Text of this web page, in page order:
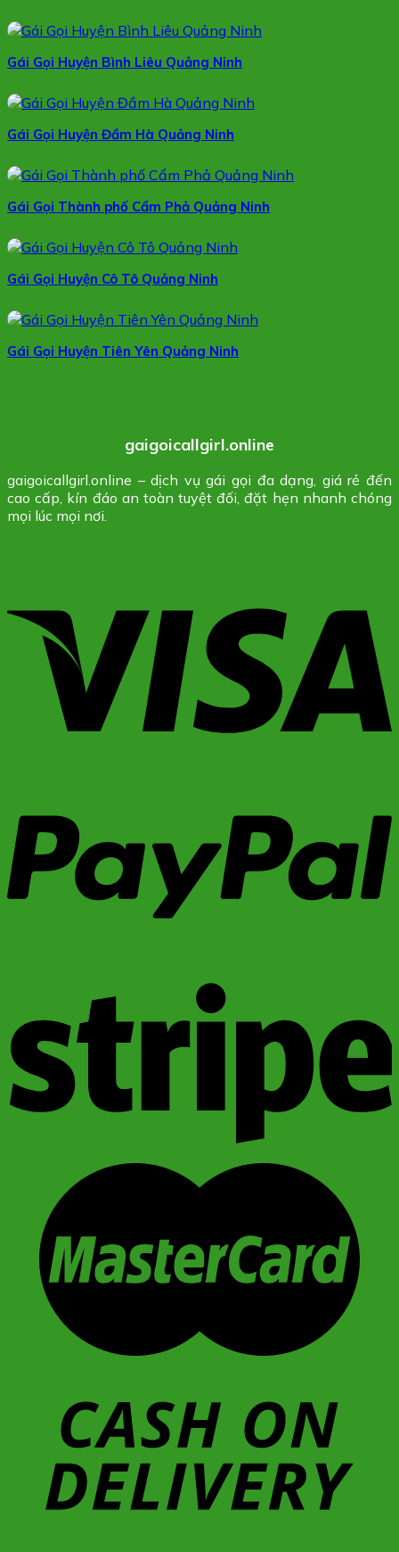
Gái Gọi Huyện Bình Liêu Quảng Ninh
Gái Gọi Huyện Đầm Hà Quảng Ninh
Gái Gọi Thành phố Cẩm Phả Quảng Ninh
Gái Gọi Huyện Cô Tô Quảng Ninh
Gái Gọi Huyện Tiên Yên Quảng Ninh
gaigoicallgirl.online
gaigoicallgirl.online – dịch vụ gái gọi đa dạng, giá rẻ đến
cao cấp, kín đáo an toàn tuyệt đối, đặt hẹn nhanh chóng
mọi lúc mọi nơi.